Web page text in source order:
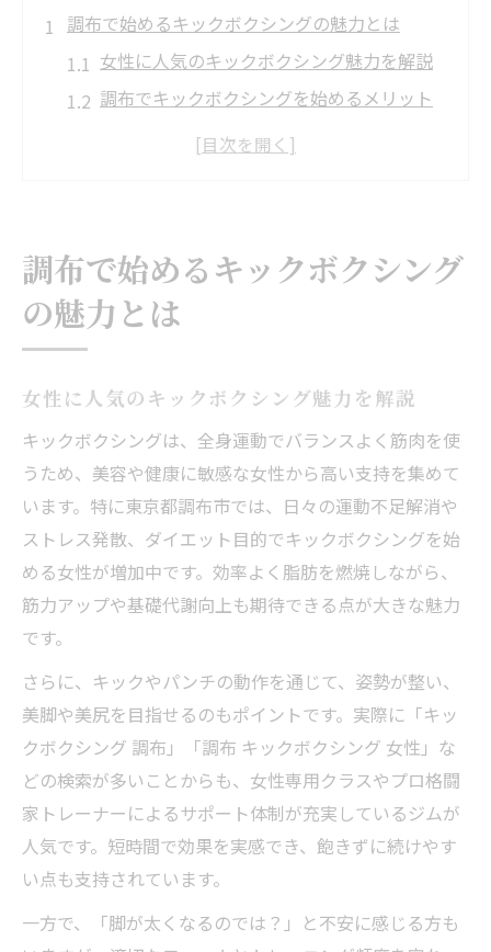
調布で始めるキックボクシングの魅力とは
女性に人気のキックボクシング魅力を解説
調布でキックボクシングを始めるメリット
全身引き締めキックボクシング効果の真実
女性が選ぶ効率的な強くなる方法を解説
キックボクシングで美脚を手に入れる方法
ング
キックボクシング初心者が続けやすいコツ
キックボクシングで基礎代謝を高める秘訣
初心者も安心のキックボクシング実践術
キックボクシング初心者に優しい練習ポイ
ント
め方
初心者が知るべきキックボクシング効果的
練習法
正しいフォームでキックボクシング効果最
大化
週に何回通えばキックボクシングは強くな
る？
下半身痩せにも効果的なトレーニング法
調布で始めるキックボクシング
の魅力とは
女性に人気のキックボクシング魅力を解説
キックボクシングは、全身運動でバランスよく筋肉を使
うため、美容や健康に敏感な女性から高い支持を集めて
います。特に東京都調布市では、日々の運動不足解消や
ストレス発散、ダイエット目的でキックボクシングを始
める女性が増加中です。効率よく脂肪を燃焼しながら、
筋力アップや基礎代謝向上も期待できる点が大きな魅力
です。
さらに、キックやパンチの動作を通じて、姿勢が整い、
美脚や美尻を目指せるのもポイントです。実際に「キッ
クボクシング 調布」「調布 キックボクシング 女性」な
どの検索が多いことからも、女性専用クラスやプロ格闘
家トレーナーによるサポート体制が充実しているジムが
人気です。短時間で効果を実感でき、飽きずに続けやす
い点も支持されています。
一方で、「脚が太くなるのでは？」と不安に感じる方も